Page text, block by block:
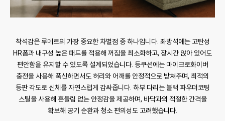
착석감은 루메르의 가장 중요한 차별점 중 하나입니다. 좌방석에는 고탄성
HR폼과 내구성 높은 패드를 적용해 꺼짐을 최소화하고, 장시간 앉아 있어도
편안함을 유지할 수 있도록 설계되었습니다. 등쿠션에는 마이크로화이버
충전을 사용해 푹신하면서도 허리와 어깨를 안정적으로 받쳐주며, 최적의
등판 각도로 신체를 자연스럽게 감싸줍니다. 하부 다리는 블랙 파우더코팅
스틸을 사용해 흔들림 없는 안정감을 제공하며, 바닥과의 적절한 간격을
확보해 공기 순환과 청소 편의성도 고려했습니다.